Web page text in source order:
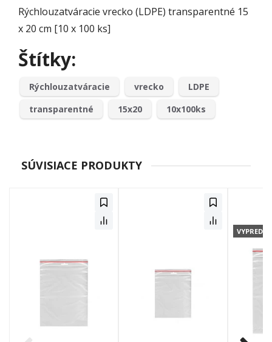
Rýchlouzatváracie vrecko (LDPE) transparentné 15
x 20 cm [10 x 100 ks]
Štítky:
Rýchlouzatváracie vrecko
LDPE
transparentné
15x20 10x100ks
SÚVISIACE PRODUKTY